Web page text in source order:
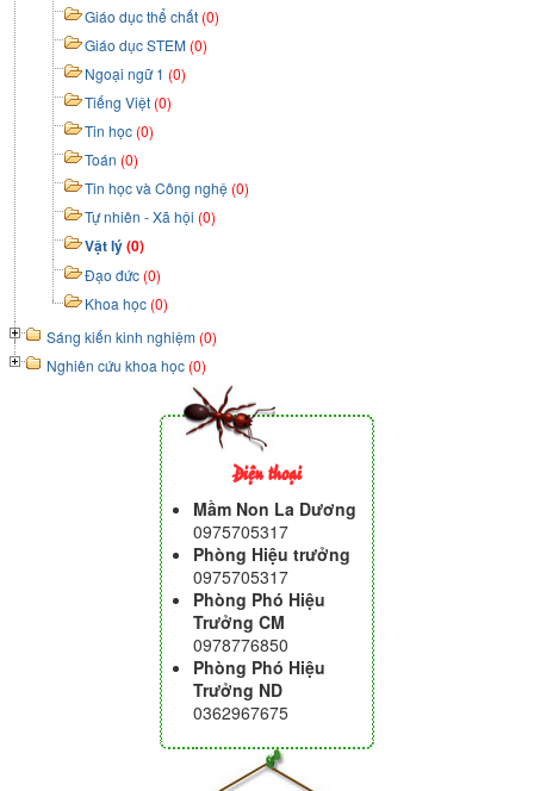
Giáo dục thể chất (0)
Giáo dục STEM (0)
Ngoại ngữ 1 (0)
Tiếng Việt (0)
Tin học (0)
Toán (0)
Tin học và Công nghệ (0)
Tự nhiên - Xã hội (0)
Vật lý(0)
Đạo đức (0)
Khoa học (0)
Sáng kiến kinh nghiệm (0)
Nghiên cứu khoa học (0)
Điện thoại
Mầm Non La Dương
0975705317
Phòng Hiệu trưởng
0975705317
Phòng Phó Hiệu
Trưởng CM
0978776850
Phòng Phó Hiệu
Trưởng ND
0362967675